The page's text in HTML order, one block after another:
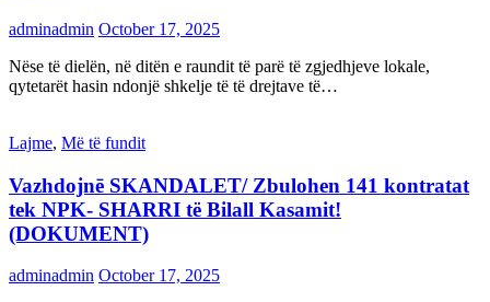
adminadmin October 17, 2025
Nëse të dielën, në ditën e raundit të parë të zgjedhjeve lokale,
qytetarët hasin ndonjë shkelje të të drejtave të…
Lajme, Më të fundit
Vazhdojnē SKANDALET/ Zbulohen 141 kontratat
tek NPK- SHARRI të Bilall Kasamit!
(DOKUMENT)
adminadmin October 17, 2025